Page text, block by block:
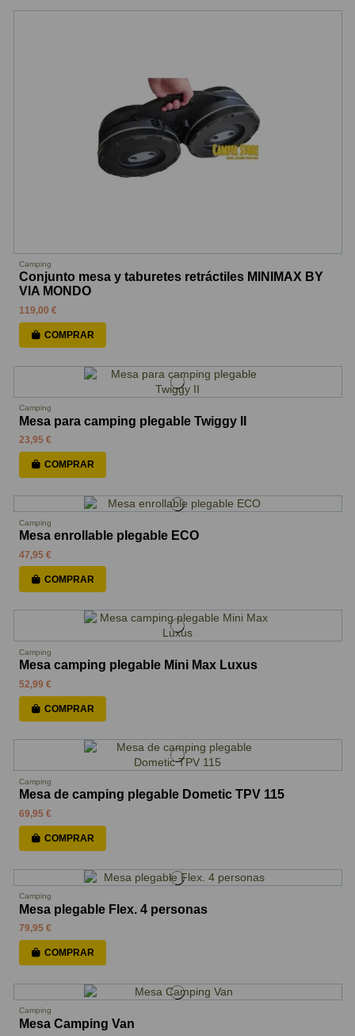
Camping
Conjunto mesa y taburetes retráctiles MINIMAX BY
VIA MONDO
119,00 €
COMPRAR
Camping
Mesa para camping plegable Twiggy II
23,95 €
COMPRAR
Camping
Mesa enrollable plegable ECO
47,95 €
COMPRAR
Camping
Mesa camping plegable Mini Max Luxus
52,99 €
COMPRAR
Camping
Mesa de camping plegable Dometic TPV 115
69,95 €
COMPRAR
Camping
Mesa plegable Flex. 4 personas
79,95 €
COMPRAR
Camping
Mesa Camping Van